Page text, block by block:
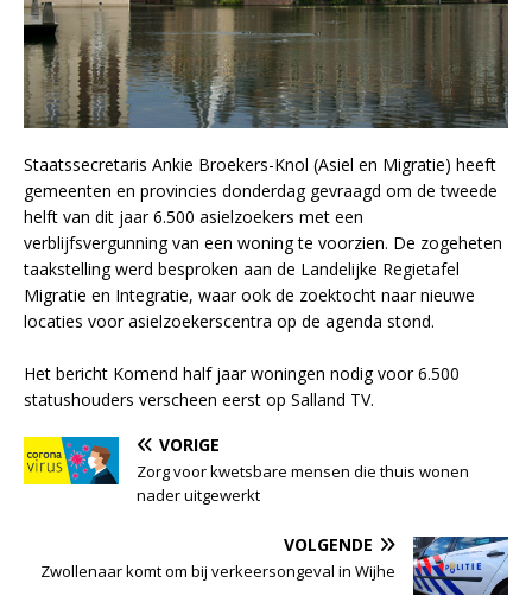
Staatssecretaris Ankie Broekers-Knol (Asiel en Migratie) heeft
gemeenten en provincies donderdag gevraagd om de tweede
helft van dit jaar 6.500 asielzoekers met een
verblijfsvergunning van een woning te voorzien. De zogeheten
taakstelling werd besproken aan de Landelijke Regietafel
Migratie en Integratie, waar ook de zoektocht naar nieuwe
locaties voor asielzoekerscentra op de agenda stond.
Het bericht Komend half jaar woningen nodig voor 6.500
statushouders verscheen eerst op Salland TV.
VORIGE
Zorg voor kwetsbare mensen die thuis wonen
nader uitgewerkt
VOLGENDE
Zwollenaar komt om bij verkeersongeval in Wijhe